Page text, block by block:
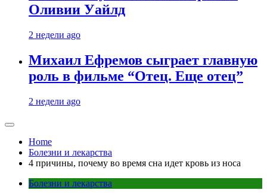
Оливии Уайлд
2 недели ago
Михаил Ефремов сыграет главную
роль в фильме “Отец. Еще отец”
2 недели ago
Home
Болезни и лекарства
4 причины, почему во время сна идет кровь из носа
Болезни и лекарства